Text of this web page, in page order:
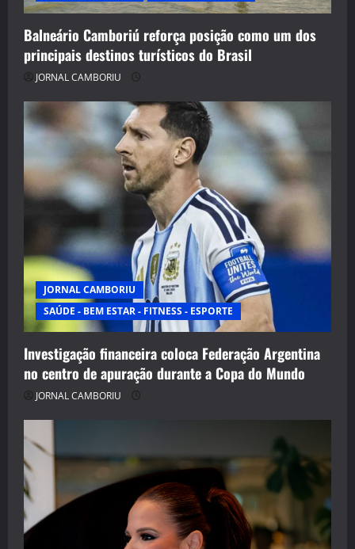
Balneário Camboriú reforça posição como um dos
principais destinos turísticos do Brasil
JORNAL CAMBORIU
JORNAL CAMBORIU
SAÚDE - BEM ESTAR - FITNESS - ESPORTE
Investigação financeira coloca Federação Argentina
no centro de apuração durante a Copa do Mundo
JORNAL CAMBORIU